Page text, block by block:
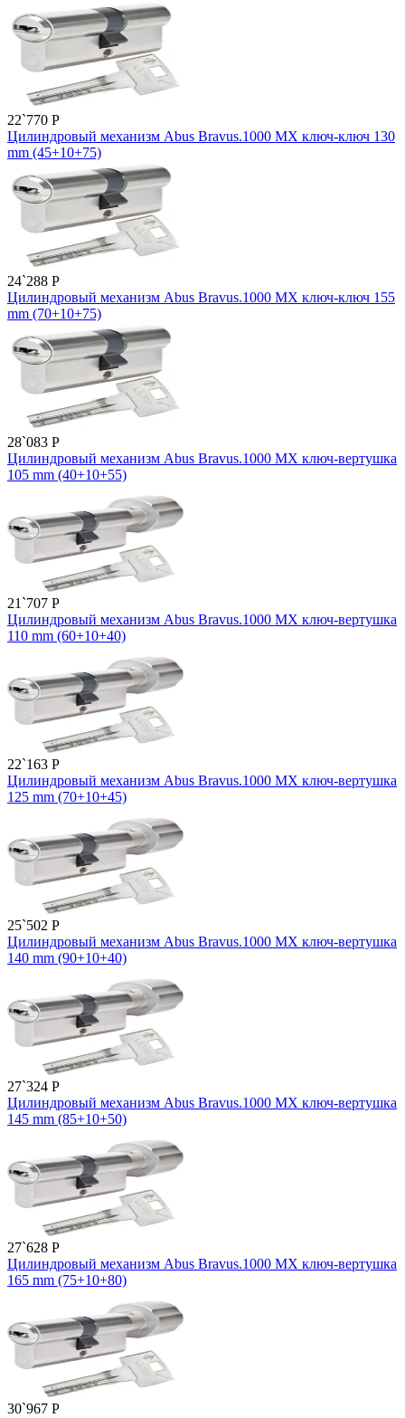
22`770 P
Цилиндровый механизм Abus Bravus.1000 MX ключ-ключ 130
mm (45+10+75)
24`288 P
Цилиндровый механизм Abus Bravus.1000 MX ключ-ключ 155
mm (70+10+75)
28`083 P
Цилиндровый механизм Abus Bravus.1000 MX ключ-вертушка
105 mm (40+10+55)
21`707 P
Цилиндровый механизм Abus Bravus.1000 MX ключ-вертушка
110 mm (60+10+40)
22`163 P
Цилиндровый механизм Abus Bravus.1000 MX ключ-вертушка
125 mm (70+10+45)
25`502 P
Цилиндровый механизм Abus Bravus.1000 MX ключ-вертушка
140 mm (90+10+40)
27`324 P
Цилиндровый механизм Abus Bravus.1000 MX ключ-вертушка
145 mm (85+10+50)
27`628 P
Цилиндровый механизм Abus Bravus.1000 MX ключ-вертушка
165 mm (75+10+80)
30`967 P